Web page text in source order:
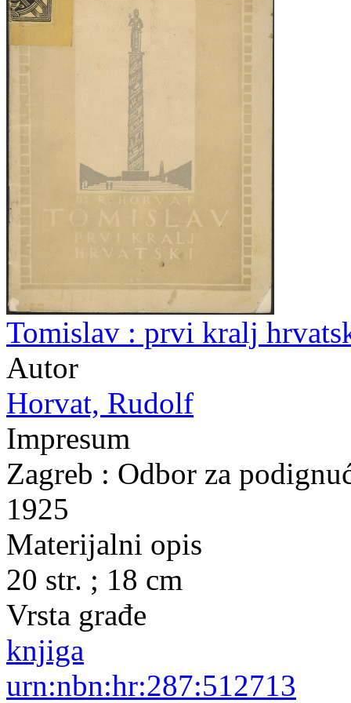
Tomislav : prvi kralj
Autor
Horvat, Rudolf
Impresum
Zagreb : Odbor za
1925
Materijalni opis
20 str. ; 18 cm
Vrsta građe
knjiga
urn:nbn:hr:287:512713